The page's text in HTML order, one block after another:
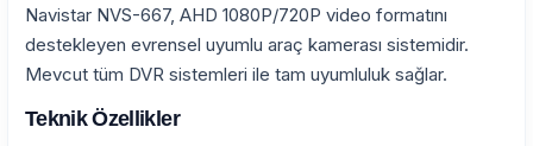
Navistar NVS-667, AHD 1080P/720P video formatını
destekleyen evrensel uyumlu araç kamerası sistemidir.
Mevcut tüm DVR sistemleri ile tam uyumluluk sağlar.
Teknik Özellikler